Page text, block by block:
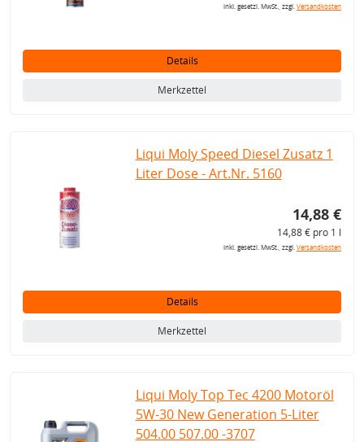
inkl. gesetzl. MwSt., zzgl.Versandkosten
Details
Merkzettel
Liqui Moly Speed Diesel Zusatz 1
Liter Dose - Art.Nr. 5160
14,88 €
14,88 € pro 1 l
inkl. gesetzl. MwSt., zzgl.Versandkosten
Details
Merkzettel
Liqui Moly Top Tec 4200 Motoröl
5W-30 New Generation 5-Liter
504.00 507.00 -3707